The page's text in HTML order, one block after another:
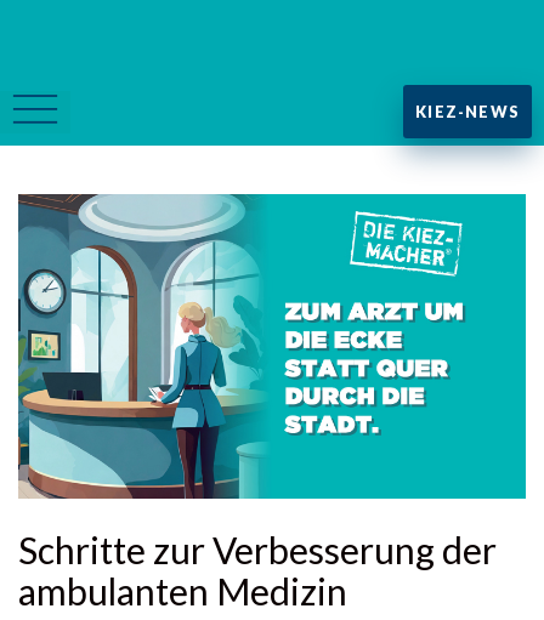
KIEZ-NEWS
Schritte zur Verbesserung der
ambulanten Medizin